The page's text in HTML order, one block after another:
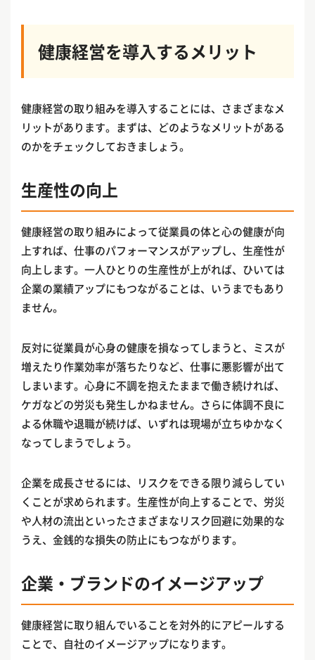
健康経営を導入するメリット
健康経営の取り組みを導入することには、さまざまなメ
リットがあります。まずは、どのようなメリットがある
のかをチェックしておきましょう。
生産性の向上
健康経営の取り組みによって従業員の体と心の健康が向
上すれば、仕事のパフォーマンスがアップし、生産性が
向上します。一人ひとりの生産性が上がれば、ひいては
企業の業績アップにもつながることは、いうまでもあり
ません。
反対に従業員が心身の健康を損なってしまうと、ミスが
増えたり作業効率が落ちたりなど、仕事に悪影響が出て
しまいます。心身に不調を抱えたままで働き続ければ、
ケガなどの労災も発生しかねません。さらに体調不良に
よる休職や退職が続けば、いずれは現場が立ちゆかなく
なってしまうでしょう。
企業を成長させるには、リスクをできる限り減らしてい
くことが求められます。生産性が向上することで、労災
や人材の流出といったさまざまなリスク回避に効果的な
うえ、金銭的な損失の防止にもつながります。
企業・ブランドのイメージアップ
健康経営に取り組んでいることを対外的にアピールする
ことで、自社のイメージアップになります。